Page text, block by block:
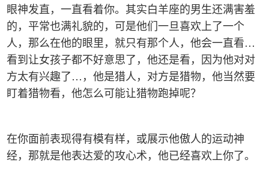
眼神发直，一直看着你。其实白羊座的男生还满害羞
的，平常也满礼貌的，可是他们一旦喜欢上了一个
人，那么在他的眼里，就只有那个人，他会一直看…
看到让女孩子都不好意思了，他还是看，因为他对对
方太有兴趣了…，他是猎人，对方是猎物，他当然要
盯着猎物看，他怎么可能让猎物跑掉呢？
在你面前表现得有模有样，或展示他傲人的运动神
经，那就是他表达爱的攻心术，他已经喜欢上你了。